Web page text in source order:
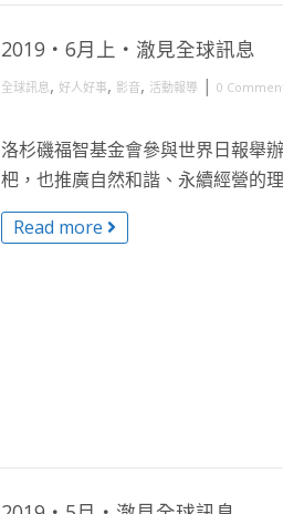
2019・6月上・澈見全球訊息
全球訊息, 好人好事, 影音, 活動報導 | 0
洛杉磯福智基金會參與世界日報舉
杷，也推廣自然和諧、永續經營的
Read more